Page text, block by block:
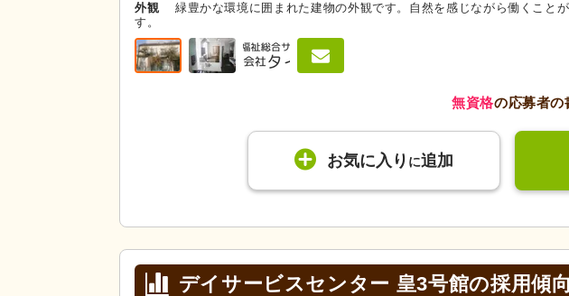
外観
緑豊かな環境に囲まれた建物の外観です。自然を感じながら働くこと
す。
無資格の応募者の
お気に入り に追加
デイサービスセンター 皇3号館の採用傾向